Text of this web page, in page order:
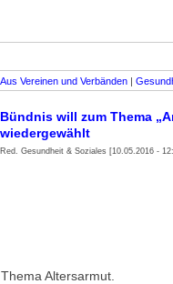
Aus Vereinen und Verbänden |
Bündnis will zum Thema
wiedergewählt
Red. Gesundheit & Soziales [10.05.2016 -
Thema Altersarmut.